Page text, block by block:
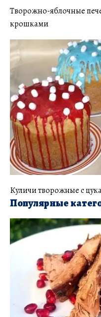
Творожно-яблочные
крошками
Куличи творожные с
Популярные